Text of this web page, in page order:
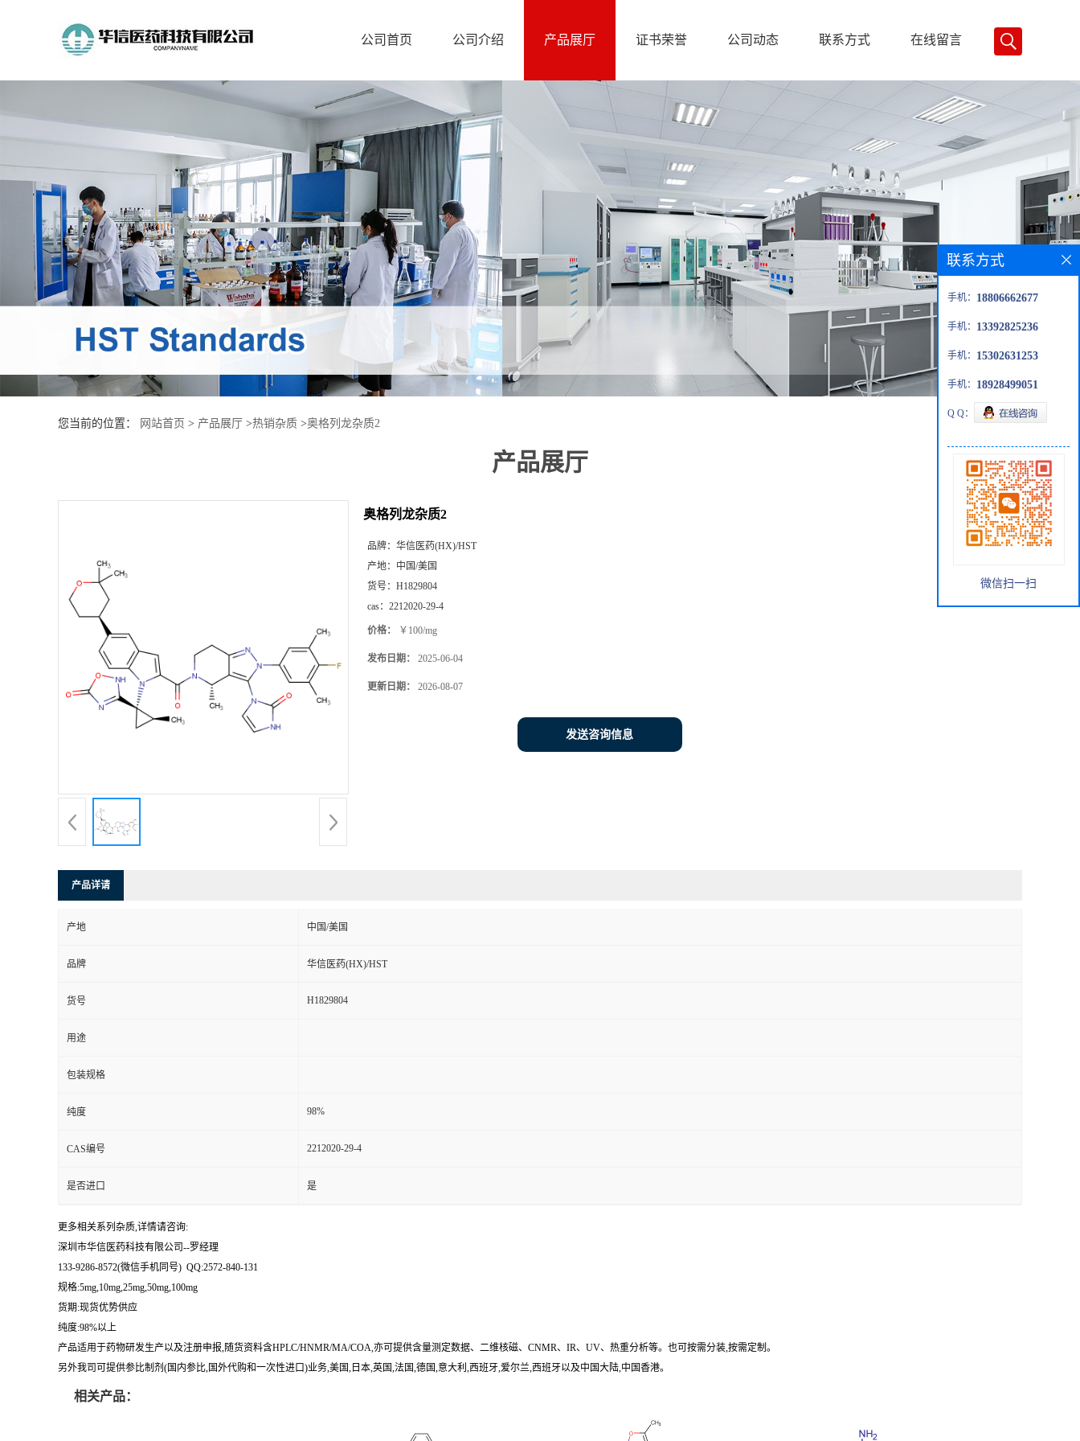
页
司
介
公司首页 公司介绍 产品展厅 证书荣誉 公司动态 联系方式 在线留言
您当前的位置： 网站首页 > 产品展厅 >热销杂质 >奥格列龙杂质2
产品展厅
奥格列龙杂质2
品牌： 华信医药(HX)/HST
产地： 中国/美国
货号： H1829804
cas： 2212020-29-4
价格： ￥100/mg
发布日期： 2025-06-04
更新日期： 2026-08-07
发送咨询信息
产品详请
产地 中国/美国
品牌 华信医药(HX)/HST
货号 H1829804
用途
包装规格
纯度 98%
CAS编号 2212020-29-4
是否进口 是
更多相关系列杂质,详情请咨询:
深圳市华信医药科技有限公司--罗经理
133-9286-8572(微信手机同号) QQ:2572-840-131
规格:5mg,10mg,25mg,50mg,100mg
货期:现货优势供应
纯度:98%以上
产品适用于药物研发生产以及注册申报,随货资料含HPLC/HNMR/MA/COA,亦可提供含量测定数据、二维核磁、CNMR、IR、UV、热重分析等。也可按需分装,按需定制。
另外我司可提供参比制剂(国内参比,国外代购和一次性进口)业务,美国,日本,英国,法国,德国,意大利,西班牙,爱尔兰,西班牙以及中国大陆,中国香港。
相关产品：
联系方式
手机： 18806662677
手机： 13392825236
手机： 15302631253
手机： 18928499051
Q Q：
微信扫一扫